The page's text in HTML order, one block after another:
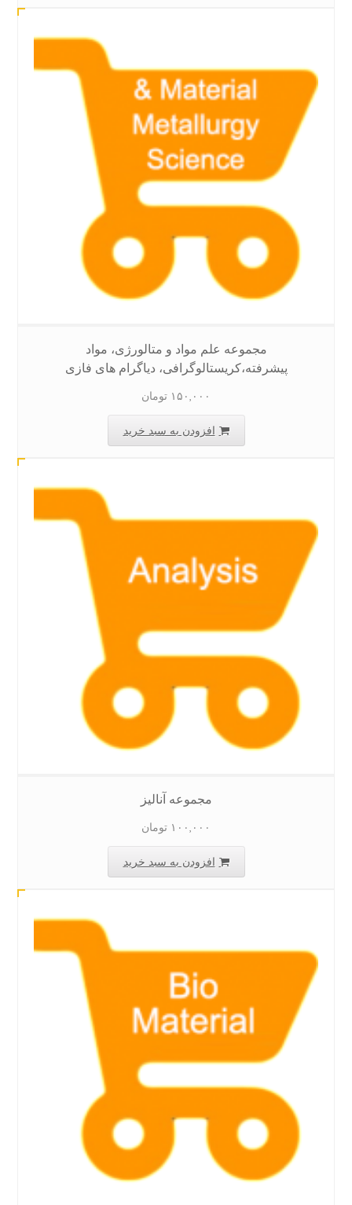
مجموعه علم مواد و متالورژی، مواد
پیشرفته،کریستالوگرافی، دیاگرام های فازی
۱۵۰,۰۰۰ تومان
افزودن به سبد خرید
مجموعه آنالیز
۱۰۰,۰۰۰ تومان
افزودن به سبد خرید